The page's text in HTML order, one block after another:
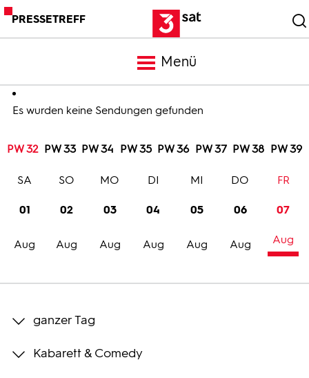
PRESSETREFF
Menü
Meldungen
Programm
Trailer
Bilder
Es wurden keine Sendungen gefunden
PW 32 PW 33 PW 34 PW 35 PW 36 PW 37 PW 38 PW 39
01
Aug
SA
02
Aug
SO
03
Aug
MO
04
Aug
DI
05
Aug
MI
06
Aug
DO
07
Aug
FR
ganzer Tag
Kabarett & Comedy